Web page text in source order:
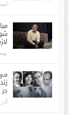
بهمن
آذر ۰۱, ۱۳۹۶